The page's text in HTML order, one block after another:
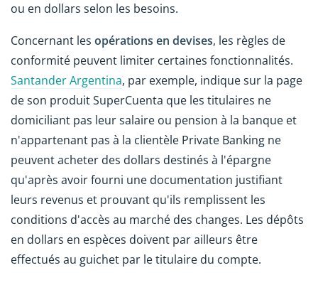
ou en dollars selon les besoins.
Concernant les opérations en devises, les règles de
conformité peuvent limiter certaines fonctionnalités.
Santander Argentina, par exemple, indique sur la page
de son produit SuperCuenta que les titulaires ne
domiciliant pas leur salaire ou pension à la banque et
n'appartenant pas à la clientèle Private Banking ne
peuvent acheter des dollars destinés à l'épargne
qu'après avoir fourni une documentation justifiant
leurs revenus et prouvant qu'ils remplissent les
conditions d'accès au marché des changes. Les dépôts
en dollars en espèces doivent par ailleurs être
effectués au guichet par le titulaire du compte.